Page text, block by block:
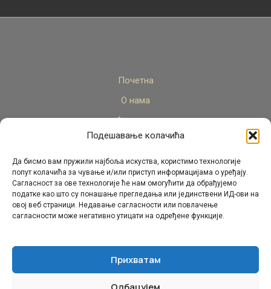
Подешавање колачића
Да бисмо вам пружили најбоља искуства, користимо технологије
попут колачића за чување и/или приступ информацијама о уређају.
Сагласност за ове технологије ће нам омогућити да обрађујемо
податке као што су понашање прегледања или јединствени ИД-ови на
овој веб страници. Недавање сагласности или повлачење
сагласности може негативно утицати на одређене функције.
Прихватам
Почетна
О нама
Актуелно
Стручни кадар
Пројекти
Архива
Контакт